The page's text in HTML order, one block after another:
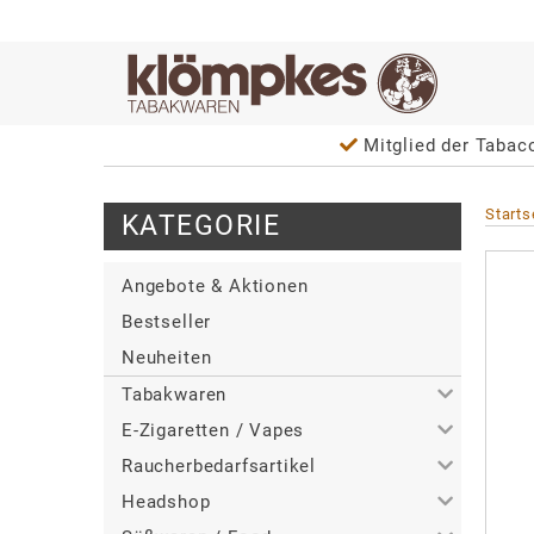
Mitglied der
KATEGORIE
Angebote & Aktionen
Bestseller
Neuheiten
Tabakwaren
>Alle
>Zigaretten
>Zigarren / Zigarillos
E-Zigaretten / Vapes
>Alle
>Tabakerhitzer
Raucherbedarfsartikel
>Alle
Headshop